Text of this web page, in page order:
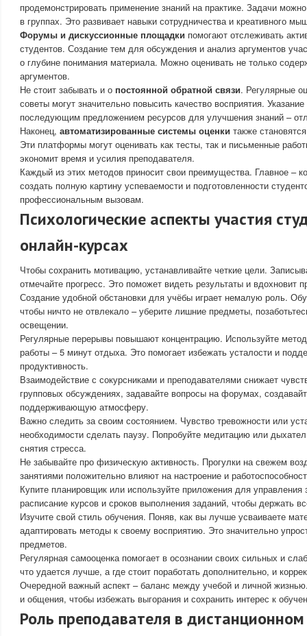
продемонстрировать применение знаний на практике. Задачи
в группах. Это развивает навыки сотрудничества и креативного
Форумы и дискуссионные площадки помогают отслеживать
студентов. Создание тем для обсуждения и анализ аргументов
о глубине понимания материала. Можно оценивать не только
аргументов.
Не стоит забывать и о постоянной обратной связи. Регулярные
советы могут значительно повысить качество восприятия.
последующим предложением ресурсов для улучшения знаний –
Наконец, автоматизированные системы оценки также
Эти платформы могут оценивать как тесты, так и письменные
экономит время и усилия преподавателя.
Каждый из этих методов приносит свои преимущества. Главное –
создать полную картину успеваемости и подготовленности
профессиональным вызовам.
Психологические аспекты участия
онлайн-курсах
Чтобы сохранить мотивацию, устанавливайте четкие цели.
отмечайте прогресс. Это поможет видеть результаты и вдохновит
Создание удобной обстановки для учёбы играет немалую роль.
чтобы ничто не отвлекало – уберите лишние предметы,
освещении.
Регулярные перерывы повышают концентрацию. Используйте
работы – 5 минут отдыха. Это помогает избежать усталости и
продуктивность.
Взаимодействие с сокурсниками и преподавателями снижает
групповых обсуждениях, задавайте вопросы на форумах,
поддерживающую атмосферу.
Важно следить за своим состоянием. Чувство тревожности или
необходимости сделать паузу. Попробуйте медитацию или
снятия стресса.
Не забывайте про физическую активность. Прогулки на свежем
занятиями положительно влияют на настроение и
Купите планировщик или используйте приложения для
расписание курсов и сроков выполнения заданий, чтобы держать
Изучите свой стиль обучения. Поняв, как вы лучше усваиваете
адаптировать методы к своему восприятию. Это значительно
предметов.
Регулярная самооценка помогает в осознании своих сильных и
что удается лучше, а где стоит поработать дополнительно, и
Очередной важный аспект – баланс между учебой и личной
и общения, чтобы избежать выгорания и сохранить интерес к
Роль преподавателя в